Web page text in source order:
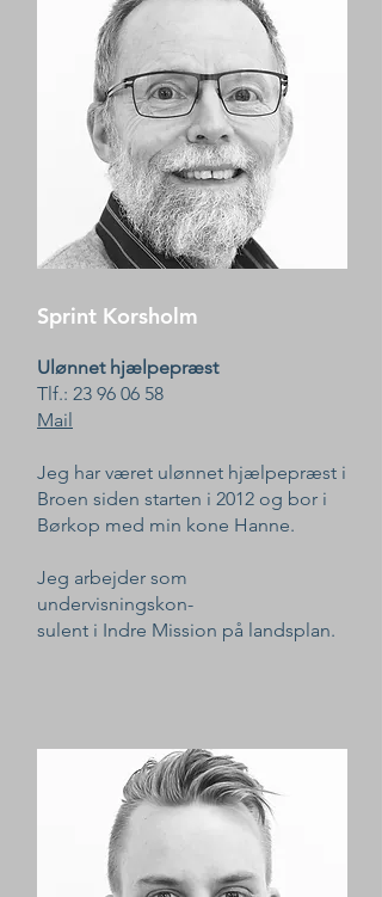
Sprint Korsholm
Ulønnet hjælpepræst
Tlf.: 23 96 06 58
Mail
Jeg har været ulønnet hjælpepræst i
Broen siden starten i 2012 og bor i
Børkop med min kone Hanne.
Jeg arbejder som
undervisningskon-
sulent i Indre Mission på landsplan.